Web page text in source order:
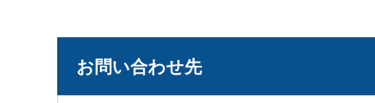
お問い合わせ先